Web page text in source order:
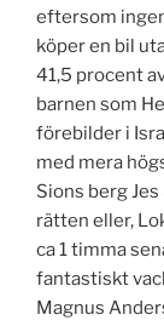
eftersom
köper en bil
41,5 procent
barnen som
förebilder i
med mera
Sions berg
rätten eller,
ca 1 timma
fantastiskt
Magnus